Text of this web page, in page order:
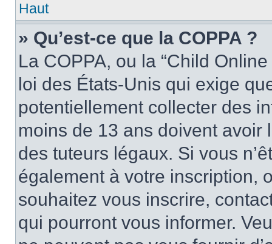
Haut
» Qu’est-ce que la COPPA ?
La COPPA, ou la “Child
loi des États-Unis qui exige
potentiellement collecter des
moins de 13 ans doivent
des tuteurs légaux. Si vous
également à votre inscription,
souhaitez vous inscrire,
qui pourront vous informer.